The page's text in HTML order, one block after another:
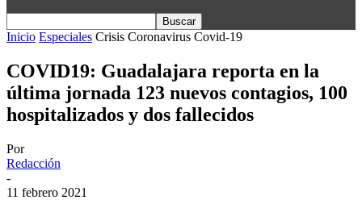
Inicio Especiales Crisis Coronavirus Covid-19
COVID19: Guadalajara reporta en la
última jornada 123 nuevos contagios, 100
hospitalizados y dos fallecidos
Por
Redacción
-
11 febrero 2021